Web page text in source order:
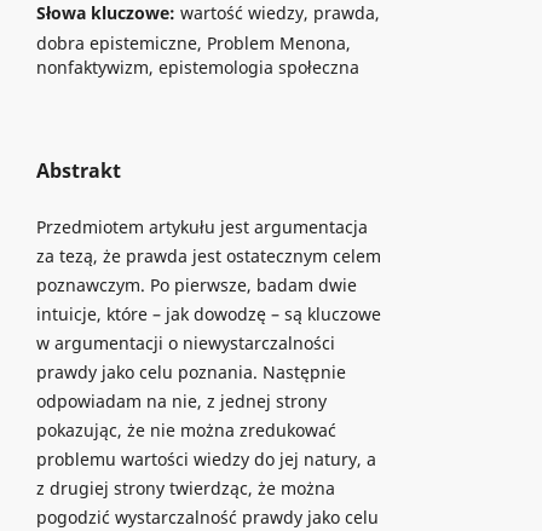
Słowa kluczowe: wartość wiedzy, prawda,
dobra epistemiczne, Problem Menona,
nonfaktywizm, epistemologia społeczna
Abstrakt
Przedmiotem artykułu jest argumentacja
za tezą, że prawda jest ostatecznym celem
poznawczym. Po pierwsze, badam dwie
intuicje, które – jak dowodzę – są kluczowe
w argumentacji o niewystarczalności
prawdy jako celu poznania. Następnie
odpowiadam na nie, z jednej strony
pokazując, że nie można zredukować
problemu wartości wiedzy do jej natury, a
z drugiej strony twierdząc, że można
pogodzić wystarczalność prawdy jako celu